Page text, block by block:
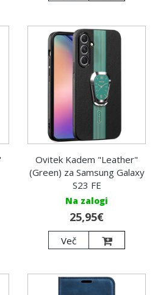
Ovitek Kadem "Leather"
(Green) za Samsung Galaxy
S23 FE
Na zalogi
25,95€
Več